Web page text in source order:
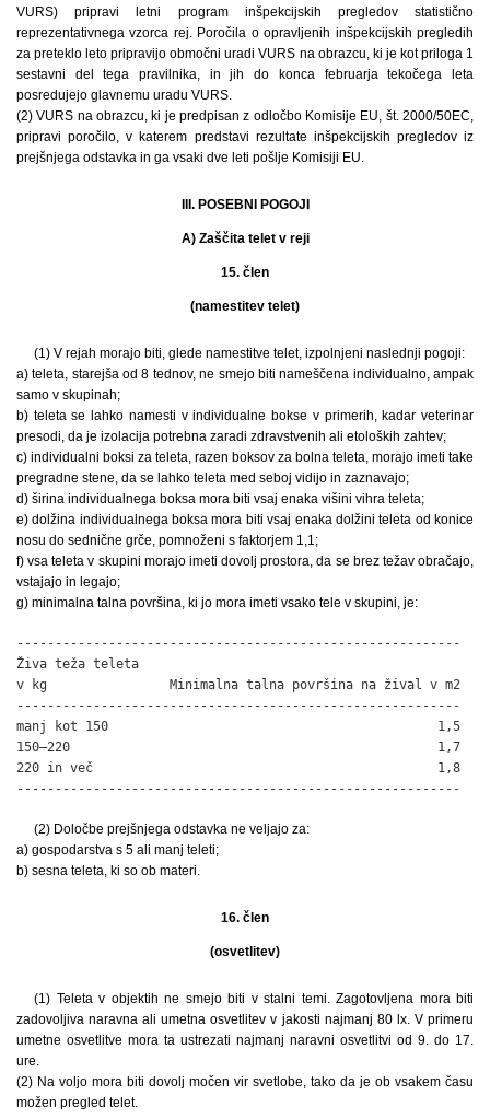
VURS) pripravi letni program inšpekcijskih pregledov statistično
reprezentativnega vzorca rej. Poročila o opravljenih inšpekcijskih pregledih
za preteklo leto pripravijo območni uradi VURS na obrazcu, ki je kot priloga 1
sestavni del tega pravilnika, in jih do konca februarja tekočega leta
posredujejo glavnemu uradu VURS.
(2) VURS na obrazcu, ki je predpisan z odločbo Komisije EU, št. 2000/50EC,
pripravi poročilo, v katerem predstavi rezultate inšpekcijskih pregledov iz
prejšnjega odstavka in ga vsaki dve leti pošlje Komisiji EU.
III. POSEBNI POGOJI
A) Zaščita telet v reji
15. člen
(namestitev telet)
(1) V rejah morajo biti, glede namestitve telet, izpolnjeni naslednji pogoji:
a) teleta, starejša od 8 tednov, ne smejo biti nameščena individualno, ampak
samo v skupinah;
b) teleta se lahko namesti v individualne bokse v primerih, kadar veterinar
presodi, da je izolacija potrebna zaradi zdravstvenih ali etoloških zahtev;
c) individualni boksi za teleta, razen boksov za bolna teleta, morajo imeti take
pregradne stene, da se lahko teleta med seboj vidijo in zaznavajo;
d) širina individualnega boksa mora biti vsaj enaka višini vihra teleta;
e) dolžina individualnega boksa mora biti vsaj enaka dolžini teleta od konice
nosu do sednične grče, pomnoženi s faktorjem 1,1;
f) vsa teleta v skupini morajo imeti dovolj prostora, da se brez težav obračajo,
vstajajo in legajo;
g) minimalna talna površina, ki jo mora imeti vsako tele v skupini, je:
----------------------------------------------------------
Živa teža teleta
v kg                Minimalna talna površina na žival v m2
----------------------------------------------------------
manj kot 150                                           1,5
150–220                                                1,7
220 in več                                             1,8
----------------------------------------------------------
(2) Določbe prejšnjega odstavka ne veljajo za:
a) gospodarstva s 5 ali manj teleti;
b) sesna teleta, ki so ob materi.
16. člen
(osvetlitev)
(1) Teleta v objektih ne smejo biti v stalni temi. Zagotovljena mora biti
zadovoljiva naravna ali umetna osvetlitev v jakosti najmanj 80 lx. V primeru
umetne osvetlitve mora ta ustrezati najmanj naravni osvetlitvi od 9. do 17.
ure.
(2) Na voljo mora biti dovolj močen vir svetlobe, tako da je ob vsakem času
možen pregled telet.